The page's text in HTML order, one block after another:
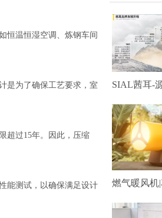
恒温恒湿空调、炼钢车间
是为了确保工艺要求，室
超过15年。因此，压缩
能测试，以确保满足设计